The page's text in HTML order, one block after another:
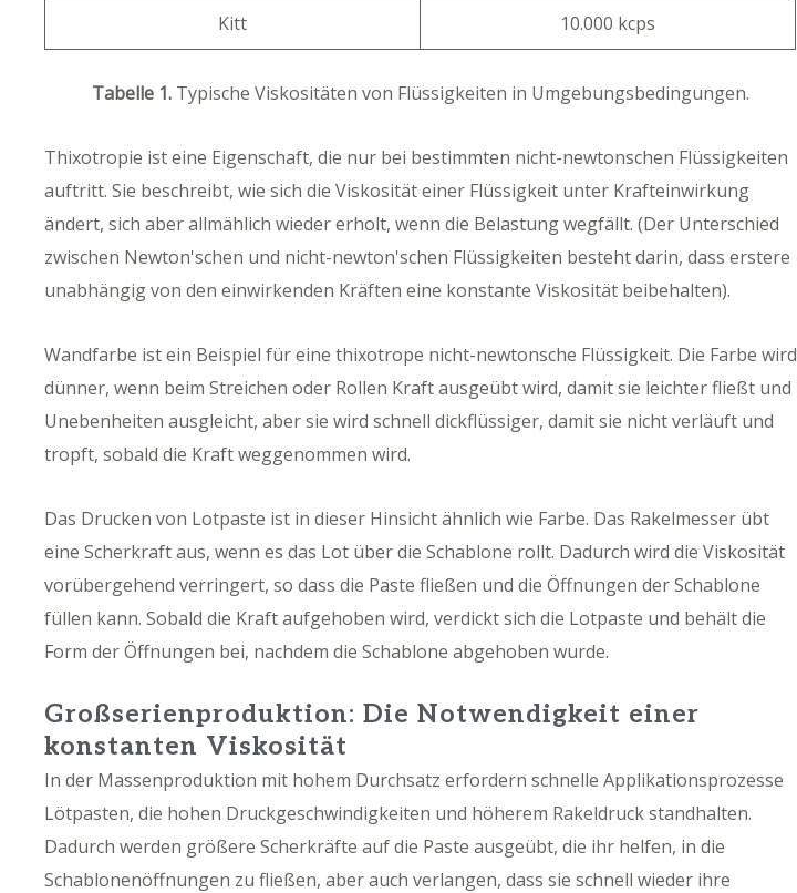
Kitt 10.000 kcps
Tabelle 1.Typische Viskositäten von Flüssigkeiten in Umgebungsbedingungen.
Thixotropie ist eine Eigenschaft, die nur bei bestimmten nicht-newtonschen Flüssigkeiten
auftritt. Sie beschreibt, wie sich die Viskosität einer Flüssigkeit unter Krafteinwirkung
ändert, sich aber allmählich wieder erholt, wenn die Belastung wegfällt. (Der Unterschied
zwischen Newton'schen und nicht-newton'schen Flüssigkeiten besteht darin, dass erstere
unabhängig von den einwirkenden Kräften eine konstante Viskosität beibehalten).
Wandfarbe ist ein Beispiel für eine thixotrope nicht-newtonsche Flüssigkeit. Die Farbe wird
dünner, wenn beim Streichen oder Rollen Kraft ausgeübt wird, damit sie leichter fließt und
Unebenheiten ausgleicht, aber sie wird schnell dickflüssiger, damit sie nicht verläuft und
tropft, sobald die Kraft weggenommen wird.
Das Drucken von Lotpaste ist in dieser Hinsicht ähnlich wie Farbe. Das Rakelmesser übt
eine Scherkraft aus, wenn es das Lot über die Schablone rollt. Dadurch wird die Viskosität
vorübergehend verringert, so dass die Paste fließen und die Öffnungen der Schablone
füllen kann. Sobald die Kraft aufgehoben wird, verdickt sich die Lotpaste und behält die
Form der Öffnungen bei, nachdem die Schablone abgehoben wurde.
Großserienproduktion: Die Notwendigkeit einer
konstanten Viskosität
In der Massenproduktion mit hohem Durchsatz erfordern schnelle Applikationsprozesse
Lötpasten, die hohen Druckgeschwindigkeiten und höherem Rakeldruck standhalten.
Dadurch werden größere Scherkräfte auf die Paste ausgeübt, die ihr helfen, in die
Schablonenöffnungen zu fließen, aber auch verlangen, dass sie schnell wieder ihre